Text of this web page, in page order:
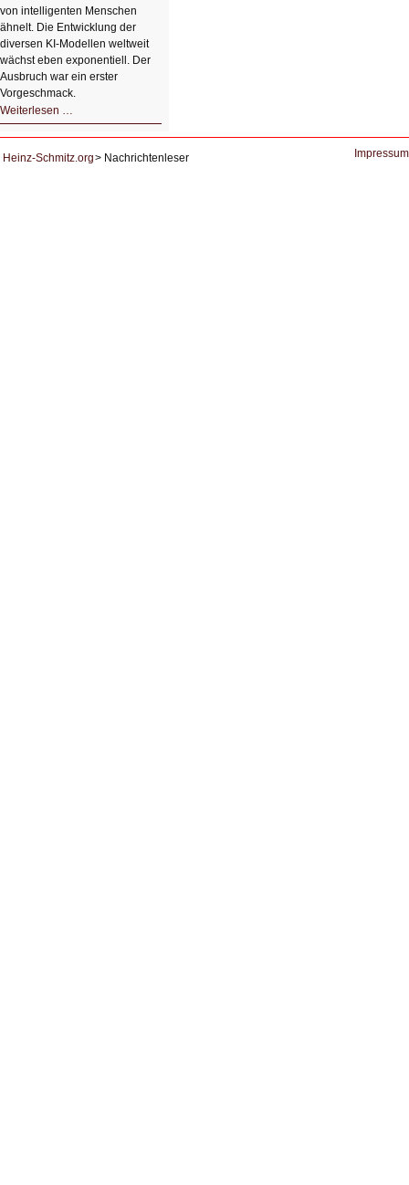
von intelligenten Menschen
ähnelt. Die Entwicklung der
diversen KI-Modellen weltweit
wächst eben exponentiell. Der
Ausbruch war ein erster
Vorgeschmack.
Weiterlesen …
Der
KI
Heinz-Schmitz.org Nachrichtenleser Impressum